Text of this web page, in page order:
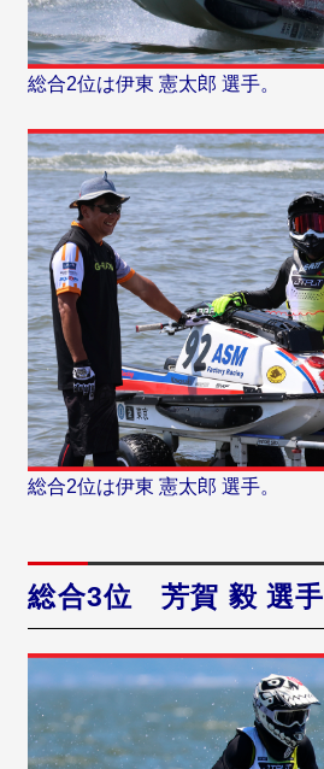
総合2位は伊東 憲太郎 選手。
総合2位は伊東 憲太郎 選手。
総合3位 芳賀 毅 選手